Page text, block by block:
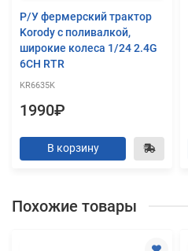
Р/У фермерский трактор
Korody с поливалкой,
широкие колеса 1/24 2.4G
6CH RTR
KR6635K
1990₽
В корзину
Похожие товары